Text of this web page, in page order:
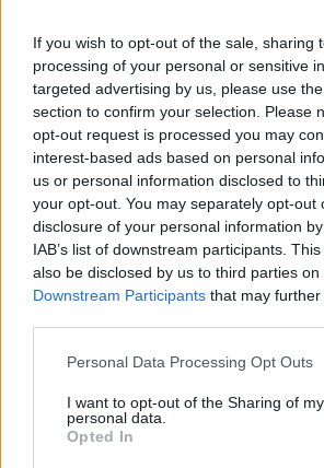
If you wish to opt-out of the sale, sharing
processing of your personal or sensitive
targeted advertising by us, please use
section to confirm your selection. Please
opt-out request is processed you may
interest-based ads based on personal
us or personal information disclosed to
your opt-out. You may separately opt-out
disclosure of your personal information
IAB’s list of downstream participants.
also be disclosed by us to third parties on
Downstream Participants that may
Personal Data Processing Opt Outs
I want to opt-out of the Sharing of my
personal data.
Opted In
todos los públicos, un
sector que se encuentra
en crecimiento